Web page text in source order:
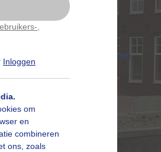
Inloggen
om
en
combineren
ons, zoals
deze pop-up